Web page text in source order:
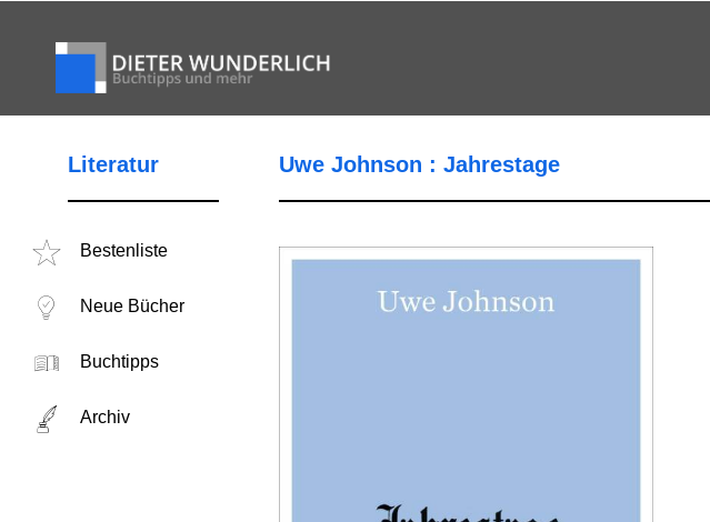
Literatur
Bestenliste
Neue Bücher
Buchtipps
Archiv
Uwe Johnson : Jahrestage